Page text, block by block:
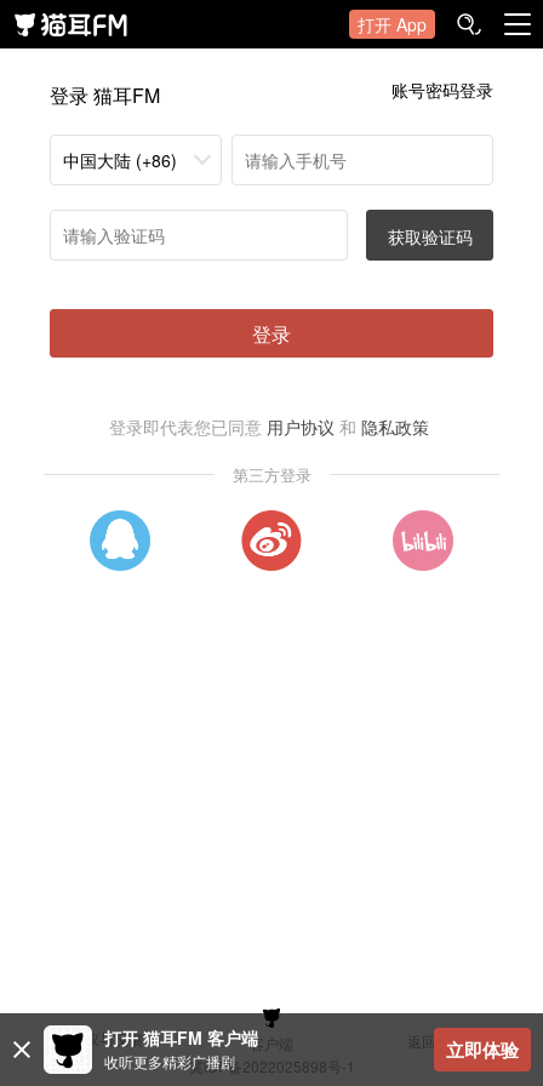
打开 App
登录 猫耳FM 账号密码登录
中国大陆 (+86)
获取验证码
登录
登录即代表您已同意 用户协议 和 隐私政策
第三方登录
建议与反馈 客户端
返回顶部
冀ICP备2022025898号-1
打开 猫耳FM 客户端
收听更多精彩广播剧 立即体验